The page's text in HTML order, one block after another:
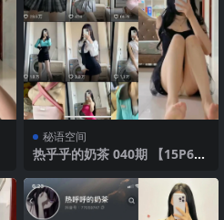
秘语空间
热乎乎的奶茶 040期 【15P6